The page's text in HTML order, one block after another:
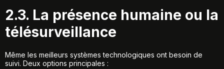
2.3. La présence humaine ou la
télésurveillance
Même les meilleurs systèmes technologiques ont besoin de
suivi. Deux options principales :